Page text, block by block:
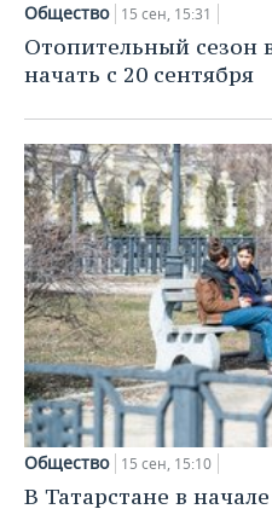
Общество 15 сен, 15:31
Отопительный сезон
начать с 20 сентября
Общество 15 сен, 15:10
В Татарстане в